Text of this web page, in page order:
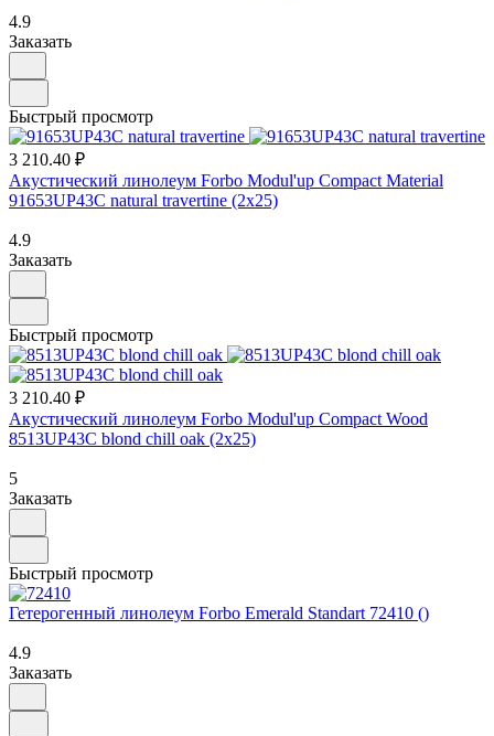
4.9
Заказать
Быстрый просмотр
3 210.40 ₽
Акустический линолеум Forbo Modul'up Compact Material
91653UP43C natural travertine (2х25)
4.9
Заказать
Быстрый просмотр
3 210.40 ₽
Акустический линолеум Forbo Modul'up Compact Wood
8513UP43C blond chill oak (2х25)
5
Заказать
Быстрый просмотр
Гетерогенный линолеум Forbo Emerald Standart 72410 ()
4.9
Заказать